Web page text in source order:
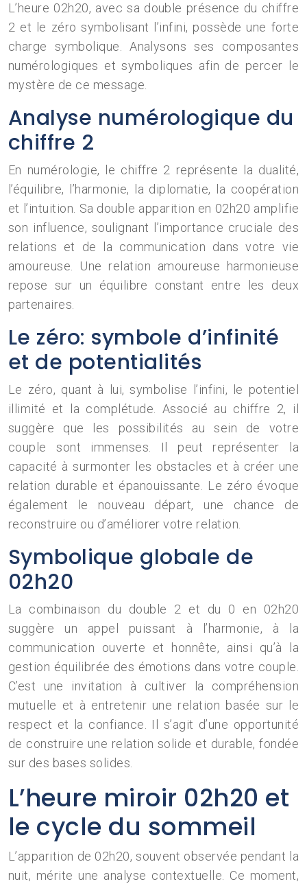
L’heure 02h20, avec sa double présence du chiffre
2 et le zéro symbolisant l’infini, possède une forte
charge symbolique. Analysons ses composantes
numérologiques et symboliques afin de percer le
mystère de ce message.
Analyse numérologique du
chiffre 2
En numérologie, le chiffre 2 représente la dualité,
l’équilibre, l’harmonie, la diplomatie, la coopération
et l’intuition. Sa double apparition en 02h20 amplifie
son influence, soulignant l’importance cruciale des
relations et de la communication dans votre vie
amoureuse. Une relation amoureuse harmonieuse
repose sur un équilibre constant entre les deux
partenaires.
Le zéro: symbole d’infinité
et de potentialités
Le zéro, quant à lui, symbolise l’infini, le potentiel
illimité et la complétude. Associé au chiffre 2, il
suggère que les possibilités au sein de votre
couple sont immenses. Il peut représenter la
capacité à surmonter les obstacles et à créer une
relation durable et épanouissante. Le zéro évoque
également le nouveau départ, une chance de
reconstruire ou d’améliorer votre relation.
Symbolique globale de
02h20
La combinaison du double 2 et du 0 en 02h20
suggère un appel puissant à l’harmonie, à la
communication ouverte et honnête, ainsi qu’à la
gestion équilibrée des émotions dans votre couple.
C’est une invitation à cultiver la compréhension
mutuelle et à entretenir une relation basée sur le
respect et la confiance. Il s’agit d’une opportunité
de construire une relation solide et durable, fondée
sur des bases solides.
L’heure miroir 02h20 et
le cycle du sommeil
L’apparition de 02h20, souvent observée pendant la
nuit, mérite une analyse contextuelle. Ce moment,